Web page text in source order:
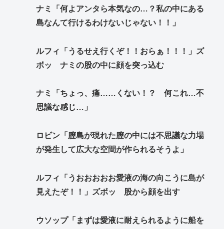
ナミ「何よアンタら本気なの…？私の中にある
島なんて行けるわけないじゃない！！」
ルフィ「うるせえ行くぞ！！おらぁ！！！」ズ
ボッ ナミの股の中に顔を突っ込む
ナミ「ちょっ、痛……くない！？ 何これ…不
思議な感じ…」
ロビン「膣島が現れた膣の中には不思議な力場
が発生して広大な空間が作られるそうよ」
ルフィ「うおおおおお愛液の海の向こうに島が
見えたぞ！！」ズボッ 股から顔を出す
ウソップ「まずは愛液に耐えられるように船を